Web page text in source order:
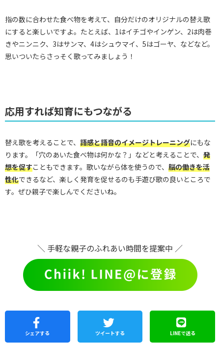
指の数に合わせた食べ物を考えて、自分だけのオリジナルの替え歌
にすると楽しいですよ。たとえば、1はイチゴやインゲン、2は肉巻
きやニンニク、3はサンマ、4はシュウマイ、5はゴーヤ、などなど。
思いついたらさっそく歌ってみましょう！
応用すれば知育にもつながる
替え歌を考えることで、 語感と語音のイメージトレーニングにもな
ります。「穴のあいた食べ物は何かな？」などと考えることで、 発
想を促すこともできます。歌いながら体を使うので、 脳の働きを活
性化できるなど、楽しく発育を促せるのも手遊び歌の良いところで
す。ぜひ親子で楽しんでくださいね。
＼ 手軽な親子のふれあい時間を提案中 ／
シェアする ツイートする LINEで送る